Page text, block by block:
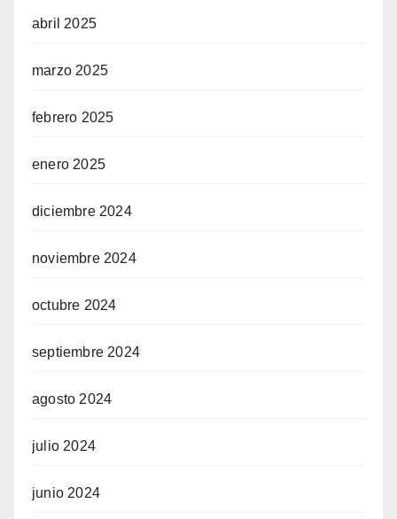
abril 2025
marzo 2025
febrero 2025
enero 2025
diciembre 2024
noviembre 2024
octubre 2024
septiembre 2024
agosto 2024
julio 2024
junio 2024